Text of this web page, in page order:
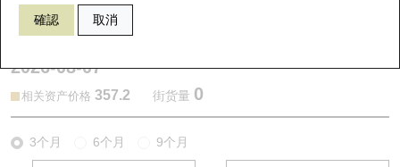
確認 取消
2026-08-07
相关资产价格 357.2 街货量 0
3个月 6个月 9个月
认股证到期结算价查找
认股证分析仪
正股牛熊证列表
新发行瑞银牛熊证
资金流
街货统计
国指成份股
科指成份股
认股证投资者教育
牛熊证投资者教育